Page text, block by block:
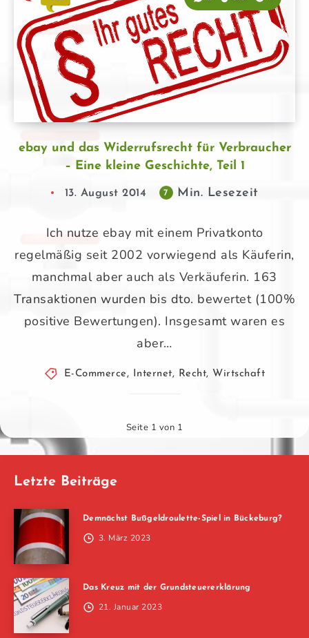
ebay und das Widerrufsrecht für Verbraucher
– Eine kleine Geschichte, Teil 1
13. August 2014 7 Min. Lesezeit
Ich nutze ebay mit einem Privatkonto
regelmäßig seit 2002 vorwiegend als Käuferin,
manchmal aber auch als Verkäuferin. 163
Transaktionen wurden bis dto. bewertet (100%
positive Bewertungen). Insgesamt waren es
aber…
E-Commerce, Internet, Recht, Wirtschaft
Seite 1 von 1
Letzte Beiträge
Demnächst Bußgeldroulette-Spiel in Bückeburg?
3. März 2023
Das Kreuz mit der Grundsteuererklärung
21. Januar 2023